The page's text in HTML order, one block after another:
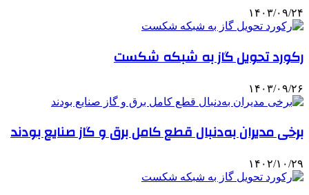
۱۴۰۳/۰۹/۲۴
رکورد تحویل گاز به شبکه شکست
۱۴۰۳/۰۹/۲۶
برخی مدیران به‌دنبال قطع کامل برق و گاز صنایع بودند
۱۴۰۲/۱۰/۲۹